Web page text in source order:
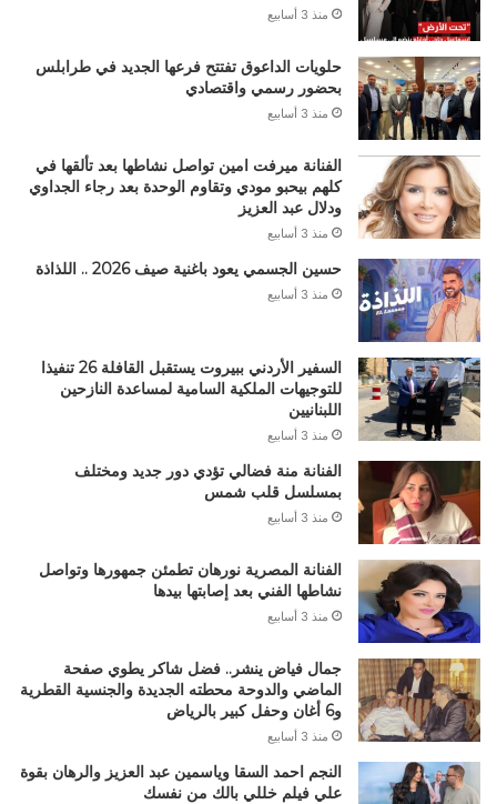
منذ 3 أسابيع
حلويات الداعوق تفتتح فرعها الجديد في طرابلس
بحضور رسمي واقتصادي
منذ 3 أسابيع
الفنانة ميرفت امين تواصل نشاطها بعد تألقها في
كلهم بيحبو مودي وتقاوم الوحدة بعد رجاء الجداوي
ودلال عبد العزيز
منذ 3 أسابيع
حسين الجسمي يعود باغنية صيف 2026 .. اللذاذة
منذ 3 أسابيع
السفير الأردني ببيروت يستقبل القافلة 26 تنفيذا
للتوجيهات الملكية السامية لمساعدة النازحين
اللبنانيين
منذ 3 أسابيع
الفنانة منة فضالي تؤدي دور جديد ومختلف
بمسلسل قلب شمس
منذ 3 أسابيع
الفنانة المصرية نورهان تطمئن جمهورها وتواصل
نشاطها الفني بعد إصابتها بيدها
منذ 3 أسابيع
جمال فياض ينشر.. فضل شاكر يطوي صفحة
الماضي والدوحة محطته الجديدة والجنسية القطرية
و6 أغان وحفل كبير بالرياض
منذ 3 أسابيع
النجم احمد السقا وياسمين عبد العزيز والرهان بقوة
علي فيلم خللي بالك من نفسك